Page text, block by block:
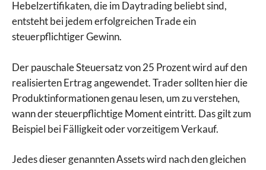
Hebelzertifikaten, die im Daytrading beliebt sind,
entsteht bei jedem erfolgreichen Trade ein
steuerpflichtiger Gewinn.
Der pauschale Steuersatz von 25 Prozent wird auf den
realisierten Ertrag angewendet. Trader sollten hier die
Produktinformationen genau lesen, um zu verstehen,
wann der steuerpflichtige Moment eintritt. Das gilt zum
Beispiel bei Fälligkeit oder vorzeitigem Verkauf.
Jedes dieser genannten Assets wird nach den gleichen